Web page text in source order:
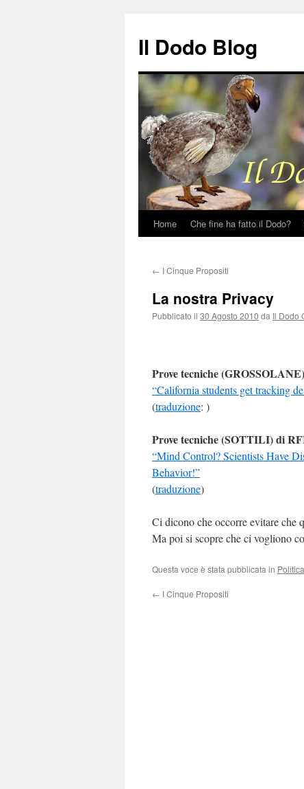
Il Dodo Blog
Vai
contenuto
Home Che fine ha fatto il Dodo?
← I Cinque Propositi
La nostra Privacy
Pubblicato il 30 Agosto 2010 da Il Dodo
Prove tecniche
“California students get tracking
(traduzione: )
Prove tecniche (SOTTILI) di
“Mind Control? Scientists Have
Behavior!”
(traduzione)
Ci dicono che occorre evitare che
Ma poi si scopre che ci vogliono
Questa voce è stata pubblicata in Politica
← I Cinque Propositi